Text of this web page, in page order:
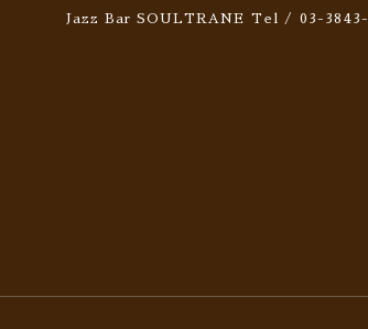
Jazz Bar SOULTRANE Tel / 03-3843-